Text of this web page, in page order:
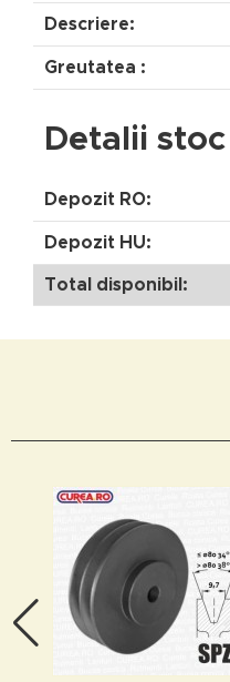
Descriere:
Greutatea :
Detalii stoc
Depozit RO:
Depozit HU:
Total disponibil: